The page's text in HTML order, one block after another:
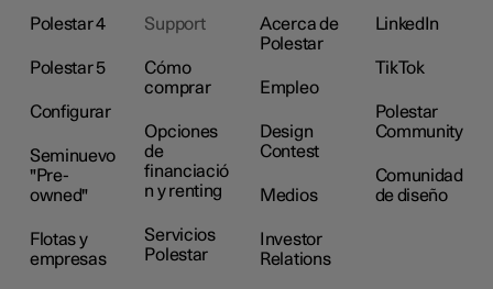
Polestar 4
Polestar 5
Configurar
Seminuevo
"Pre-
owned"
Flotas y
empresas
Support
Cómo
comprar
Opciones
de
financiació
n y renting
Servicios
Polestar
Acerca de
Polestar
Empleo
Design
Contest
Medios
Investor
Relations
LinkedIn
TikTok
Polestar
Community
Comunidad
de diseño